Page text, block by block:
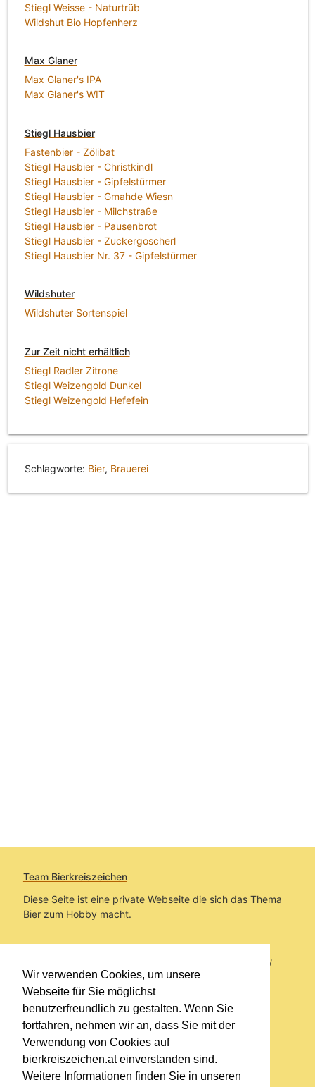
Wir verwenden Cookies, um unsere
Webseite für Sie möglichst
benutzerfreundlich zu gestalten. Wenn Sie
fortfahren, nehmen wir an, dass Sie mit der
Verwendung von Cookies auf
bierkreiszeichen.at einverstanden sind.
Weitere Informationen finden Sie in unseren
Stiegl Weisse - Naturtrüb
Wildshut Bio Hopfenherz
Max Glaner
Max Glaner's IPA
Max Glaner's WIT
Stiegl Hausbier
Fastenbier - Zölibat
Stiegl Hausbier - Christkindl
Stiegl Hausbier - Gipfelstürmer
Stiegl Hausbier - Gmahde Wiesn
Stiegl Hausbier - Milchstraße
Stiegl Hausbier - Pausenbrot
Stiegl Hausbier - Zuckergoscherl
Stiegl Hausbier Nr. 37 - Gipfelstürmer
Wildshuter
Wildshuter Sortenspiel
Zur Zeit nicht erhältlich
Stiegl Radler Zitrone
Stiegl Weizengold Dunkel
Stiegl Weizengold Hefefein
Schlagworte: Bier, Brauerei
Team Bierkreiszeichen
Diese Seite ist eine private Webseite die sich das Thema
Bier zum Hobby macht.
Sie befinden sich auf https://www.bierkreiszeichen.at/
im Pfad:Übers Bier/Biersorten
Erstellt: 2019-03-14
Links
Impressum